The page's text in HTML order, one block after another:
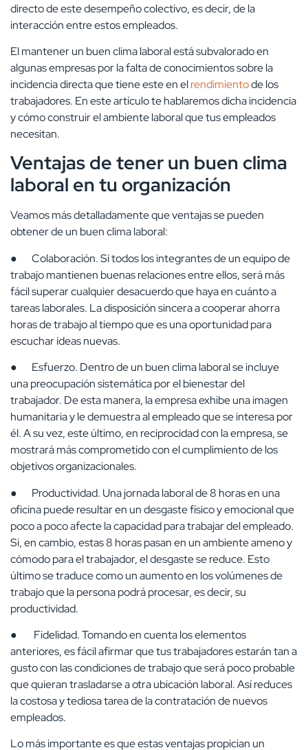
directo de este desempeño colectivo, es decir, de la
interacción entre estos empleados.
El mantener un buen clima laboral está subvalorado en
algunas empresas por la falta de conocimientos sobre la
incidencia directa que tiene este en elrendimientode los
trabajadores. En este artículo te hablaremos dicha incidencia
y cómo construir el ambiente laboral que tus empleados
necesitan.
Ventajas de tener un buen clima
laboral en tu organización
Veamos más detalladamente que ventajas se pueden
obtener de un buen clima laboral:
● Colaboración. Si todos los integrantes de un equipo de
trabajo mantienen buenas relaciones entre ellos, será más
fácil superar cualquier desacuerdo que haya en cuánto a
tareas laborales. La disposición sincera a cooperar ahorra
horas de trabajo al tiempo que es una oportunidad para
escuchar ideas nuevas.
● Esfuerzo. Dentro de un buen clima laboral se incluye
una preocupación sistemática por el bienestar del
trabajador. De esta manera, la empresa exhibe una imagen
humanitaria y le demuestra al empleado que se interesa por
él. A su vez, este último, en reciprocidad con la empresa, se
mostrará más comprometido con el cumplimiento de los
objetivos organizacionales.
● Productividad. Una jornada laboral de 8 horas en una
oficina puede resultar en un desgaste físico y emocional que
poco a poco afecte la capacidad para trabajar del empleado.
Si, en cambio, estas 8 horas pasan en un ambiente ameno y
cómodo para el trabajador, el desgaste se reduce. Esto
último se traduce como un aumento en los volúmenes de
trabajo que la persona podrá procesar, es decir, su
productividad.
● Fidelidad. Tomando en cuenta los elementos
anteriores, es fácil afirmar que tus trabajadores estarán tan a
gusto con las condiciones de trabajo que será poco probable
que quieran trasladarse a otra ubicación laboral. Así reduces
la costosa y tediosa tarea de la contratación de nuevos
empleados.
Lo más importante es que estas ventajas propician un